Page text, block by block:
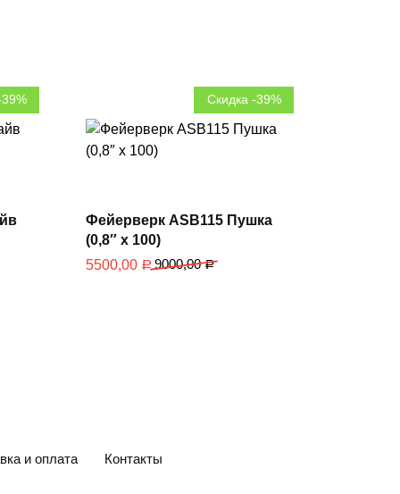
В корзину
Скидка -39%
Фейерверк ASB115 Пушка
(0,8″ х 100)
9000,00Р
5500,00 Р
и оплата Контакты